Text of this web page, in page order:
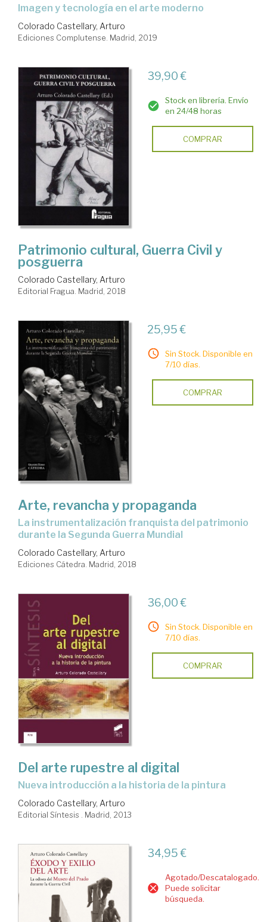
imagen y tecnología en el arte moderno
Colorado Castellary, Arturo
Ediciones Complutense. Madrid, 2019
39,90 €
Stock en librería. Envío
en 24/48 horas
COMPRAR
Patrimonio cultural, Guerra Civil y
posguerra
Colorado Castellary, Arturo
Editorial Fragua. Madrid, 2018
25,95 €
Sin Stock. Disponible en
7/10 días.
COMPRAR
Arte, revancha y propaganda
la instrumentalización franquista del patrimonio
durante la Segunda Guerra Mundial
Colorado Castellary, Arturo
Ediciones Cátedra. Madrid, 2018
36,00 €
Sin Stock. Disponible en
7/10 días.
COMPRAR
Del arte rupestre al digital
nueva introducción a la historia de la pintura
Colorado Castellary, Arturo
Editorial Síntesis . Madrid, 2013
34,95 €
Agotado/Descatalogado.
Puede solicitar
búsqueda.